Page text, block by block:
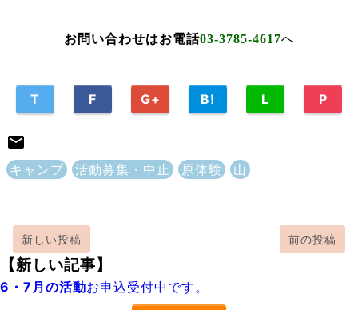
お問い合わせはお電話03-3785-4617へ
T F G+ B! L P
キャンプ 活動募集・中止 原体験 山
新しい投稿 前の投稿
【新しい記事】
6・7月の活動お申込受付中です。